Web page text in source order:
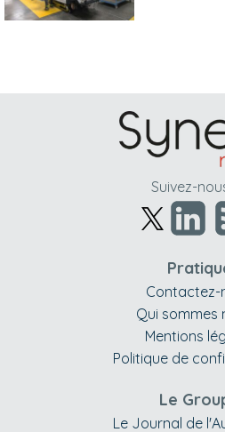
Suivez-
Contactez-
Qui sommes
Mentions
Politique de
Le
Le Journal de